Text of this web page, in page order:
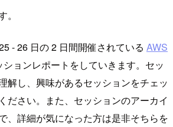
- 26 日の 2 日間開催されている AWS
ションレポートをしていきます。セッ
解し、興味があるセッションをチェッ
ださい。また、セッションのアーカイ
、詳細が気になった方は是非そちらを